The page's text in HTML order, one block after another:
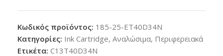
Κωδικός προϊόντος: 185-25-ET40D34N
Κατηγορίες: Ink Cartridge, Αναλώσιμα, Περιφερειακά
Ετικέτα: C13T40D34N